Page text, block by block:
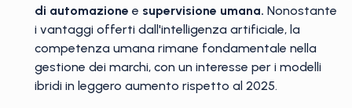
di automazione e supervisione umana. Nonostante
i vantaggi offerti dall'intelligenza artificiale, la
competenza umana rimane fondamentale nella
gestione dei marchi, con un interesse per i modelli
ibridi in leggero aumento rispetto al 2025.